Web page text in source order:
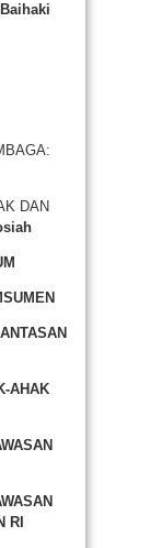
DAN
AHAK
RI